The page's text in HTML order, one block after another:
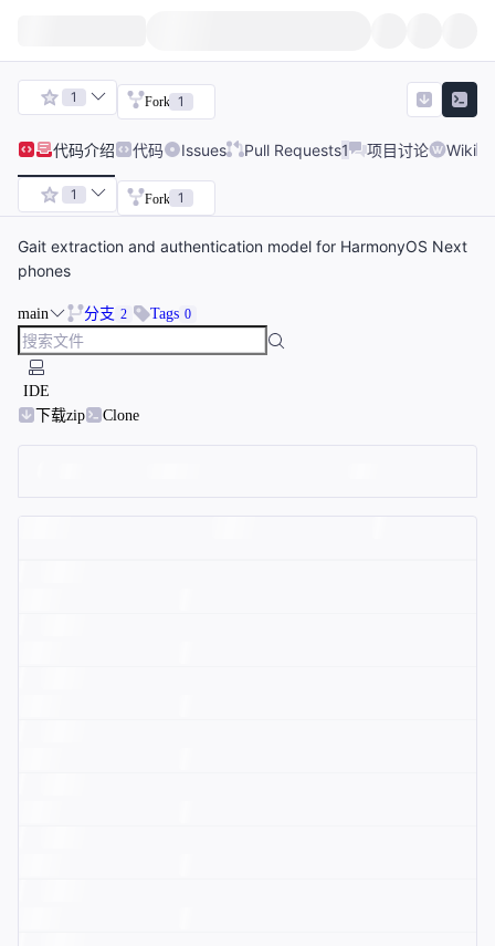
1 Fork 1
代码介绍 代码 Issues Pull Requests1 项目讨论 Wiki
1 Fork 1
Gait extraction and authentication model for HarmonyOS Next
phones
main 分支 2 Tags 0
IDE
下载zip
Clone